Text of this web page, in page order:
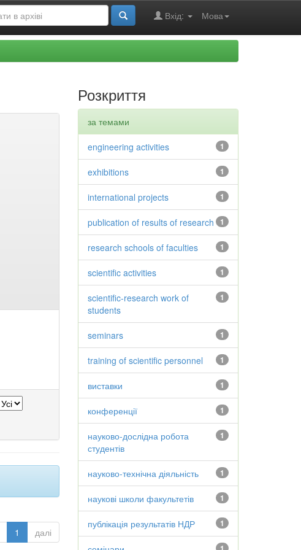
Мова
Вхід:
1 далі
Розкриття
за темами
1
engineering activities
1
exhibitions
1
international projects
1
publication of results of research
1
research schools of faculties
1
scientific activities
1
scientific-research work of
students
1
seminars
1
training of scientific personnel
1
виставки
1
конференції
1
науково-дослідна робота
студентів
1
науково-технічна діяльність
1
наукові школи факультетів
1
публікація результатів НДР